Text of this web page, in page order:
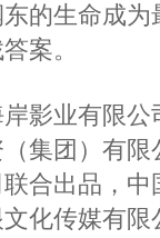
的生命成
案。
业有限公
集团）有
合出品，
化传媒有